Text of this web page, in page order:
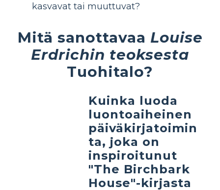
kasvavat tai muuttuvat?
Mitä sanottavaa Louise
Erdrichin teoksesta
Tuohitalo?
Kuinka luoda
luontoaiheinen
päiväkirjatoimin
ta, joka on
inspiroitunut
"The Birchbark
House"-kirjasta